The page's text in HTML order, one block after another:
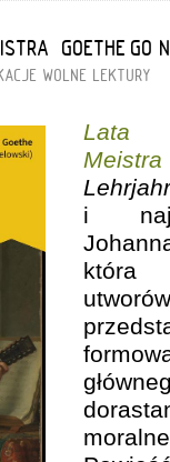
GOETHE’GO
WOLNE LEKTURY
Lata
Meistra
i
która